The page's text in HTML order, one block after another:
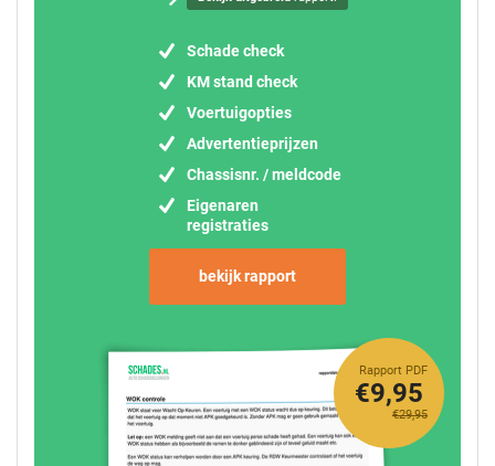
Schade check
KM stand check
Voertuigopties
Advertentieprijzen
Chassisnr. / meldcode
Eigenaren
registraties
bekijk rapport
Rapport PDF
€29,95
€9,95